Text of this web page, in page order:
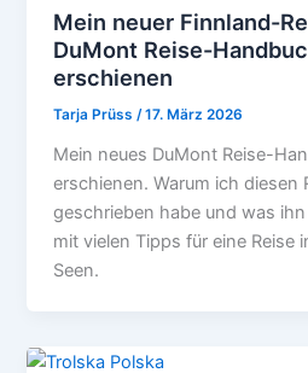
Mein neuer Finnland-
DuMont Reise-
erschienen
Tarja Prüss/17. März 2026
Mein neues DuMont Reise-
erschienen. Warum ich diesen
geschrieben habe und was
mit vielen Tipps für eine Reise
Seen.